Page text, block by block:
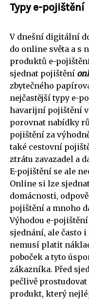
Typy e-pojištění
V dnešní digitální
do online světa a s
produktů e-
sjednat pojištění
zbytečného
nejčastější typy e-
havarijní pojištění
porovnat nabídky
pojištění za
také cestovní
ztrátu zavazadel a
E-pojištění se ale
Online si lze
domácnosti,
pojištění a mnoho
Výhodou e-
sjednání, ale často
nemusí platit
poboček a tyto
zákazníka. Před
pečlivě
produkt, který